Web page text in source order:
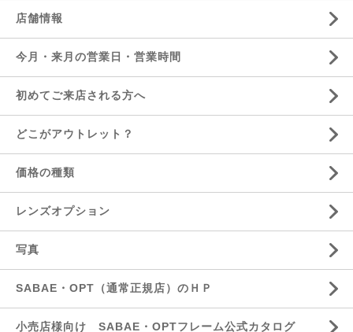
店舗情報
今月・来月の営業日・営業時間
初めてご来店される方へ
どこがアウトレット？
価格の種類
レンズオプション
写真
SABAE・OPT（通常正規店）のＨＰ
小売店様向け SABAE・OPTフレーム公式カタログ